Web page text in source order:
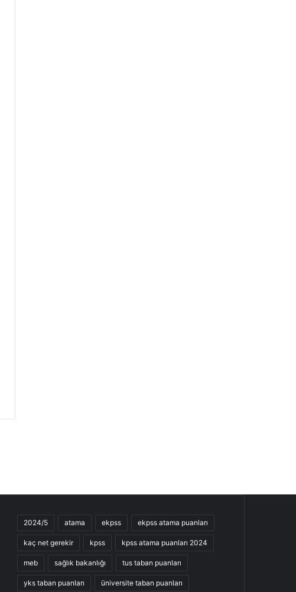
2024/5 atama ekpss ekpss atama puanları
kaç net gerekir kpss kpss atama puanları 2024
meb sağlık bakanlığı tus taban puanları
yks taban puanları üniversite taban puanları